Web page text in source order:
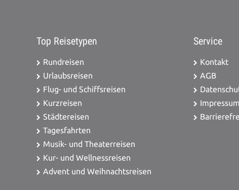
Top Reisetypen
Rundreisen
Urlaubsreisen
Flug- und Schiffsreisen
Kurzreisen
Städtereisen
Tagesfahrten
Musik- und Theaterreisen
Kur- und Wellnessreisen
Advent und Weihnachtsreisen
Service
Kontakt
AGB
Impressum